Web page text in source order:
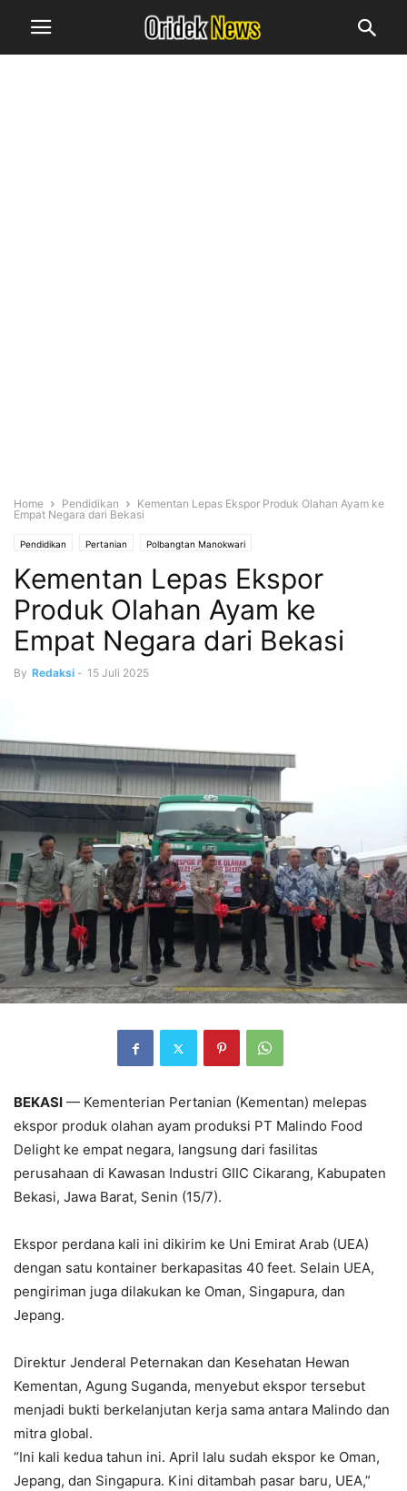
Home Pendidikan
Kementan Lepas Ekspor Produk Olahan Ayam ke
Empat Negara dari Bekasi
Pendidikan Pertanian Polbangtan Manokwari
Kementan Lepas Ekspor
Produk Olahan Ayam ke
Empat Negara dari Bekasi
By Redaksi - 15 Juli 2025
BEKASI — Kementerian Pertanian (Kementan) melepas
ekspor produk olahan ayam produksi PT Malindo Food
Delight ke empat negara, langsung dari fasilitas
perusahaan di Kawasan Industri GIIC Cikarang, Kabupaten
Bekasi, Jawa Barat, Senin (15/7).
Ekspor perdana kali ini dikirim ke Uni Emirat Arab (UEA)
dengan satu kontainer berkapasitas 40 feet. Selain UEA,
pengiriman juga dilakukan ke Oman, Singapura, dan
Jepang.
Direktur Jenderal Peternakan dan Kesehatan Hewan
Kementan, Agung Suganda, menyebut ekspor tersebut
menjadi bukti berkelanjutan kerja sama antara Malindo dan
mitra global.
“Ini kali kedua tahun ini. April lalu sudah ekspor ke Oman,
Jepang, dan Singapura. Kini ditambah pasar baru, UEA,”